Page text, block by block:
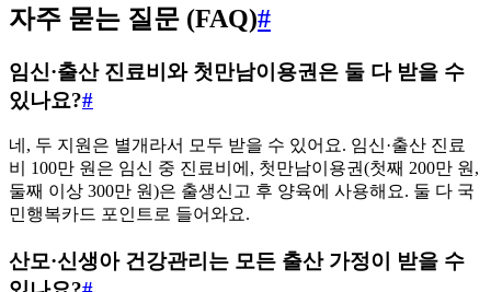
자주 묻는 질문 (FAQ)#
임신·출산 진료비와 첫만남이용권은 둘 다 받을 수
있나요?#
네, 두 지원은 별개라서 모두 받을 수 있어요. 임신·출산 진료
비 100만 원은 임신 중 진료비에, 첫만남이용권(첫째 200만 원,
둘째 이상 300만 원)은 출생신고 후 양육에 사용해요. 둘 다 국
민행복카드 포인트로 들어와요.
산모·신생아 건강관리는 모든 출산 가정이 받을 수